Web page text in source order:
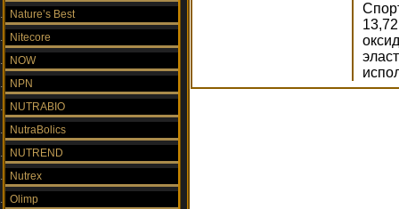
Nature’s Best
Nitecore
NOW
NPN
NUTRABIO
NutraBolics
NUTREND
Nutrex
Olimp